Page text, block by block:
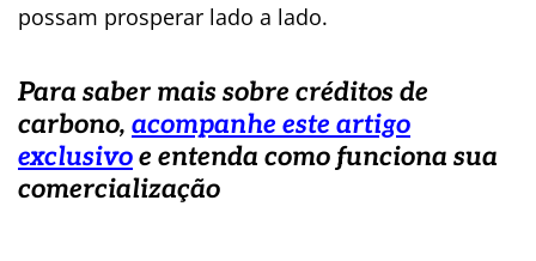
possam prosperar lado a lado.
Para saber mais sobre créditos de
carbono, acompanhe este artigo
exclusivoe entenda como funciona sua
comercialização